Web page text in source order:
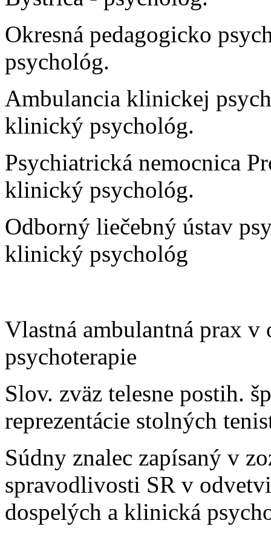
Okresná pedagogicko
psychológ.
Ambulancia klinickej
klinický psychológ.
Psychiatrická nemocnica
klinický psychológ.
Odborný liečebný ústav
klinický psychológ
Vlastná ambulantná prax
psychoterapie
Slov. zväz telesne postih.
reprezentácie stolných
Súdny znalec zapísaný v
spravodlivosti SR v
dospelých a klinická